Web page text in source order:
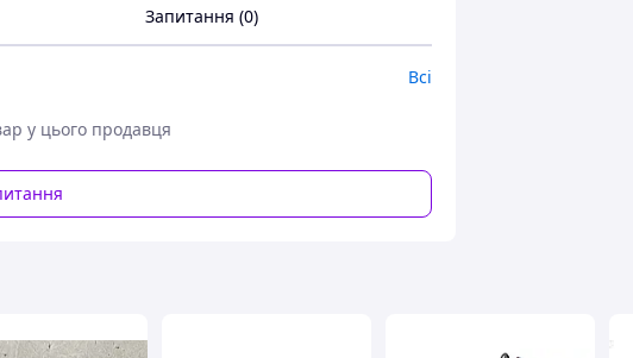
як оригінальний передній крила на
включно з високою якістю металу, а також
для вас необхідну запчастину.
Запитання (0)
Всі
у цього продавця